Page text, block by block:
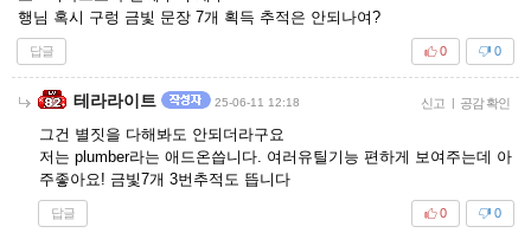
행님 혹시 구렁 금빛 문장 7개 획득 추적은 안되나여?
답글 0
0
테라라이트 25-06-11 12:18 신고 | 공감 확인
그건 별짓을 다해봐도 안되더라구요
저는 plumber라는 애드온씁니다. 여러유틸기능 편하게 보여주는데 아
주좋아요! 금빛7개 3번추적도 뜹니다
답글 0
0